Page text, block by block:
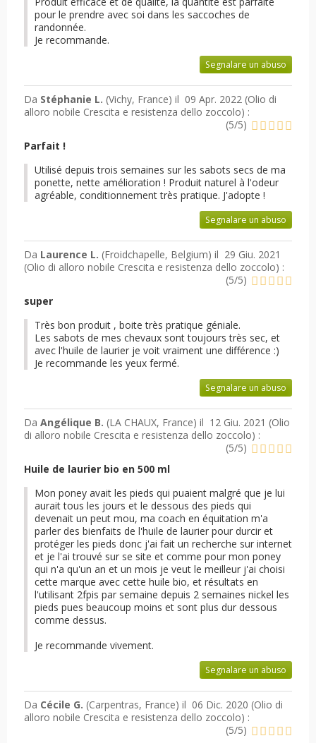
pour le prendre avec soi dans les saccoches de
randonnée.
Je recommande.
Segnalare un abuso
Da Stéphanie L. (Vichy, France) il 09 Apr. 2022 (Olio di
alloro nobile Crescita e resistenza dello zoccolo) :
(5/5)
Parfait !
Utilisé depuis trois semaines sur les sabots secs de ma
ponette, nette amélioration ! Produit naturel à l'odeur
agréable, conditionnement très pratique. J'adopte !
Segnalare un abuso
Da Laurence L. (Froidchapelle, Belgium) il 29 Giu. 2021
(Olio di alloro nobile Crescita e resistenza dello zoccolo) :
(5/5)
super
Très bon produit , boite très pratique géniale.
Les sabots de mes chevaux sont toujours très sec, et
avec l'huile de laurier je voit vraiment une différence :)
Je recommande les yeux fermé.
Segnalare un abuso
Da Angélique B. (LA CHAUX, France) il 12 Giu. 2021 (Olio
di alloro nobile Crescita e resistenza dello zoccolo) :
(5/5)
Huile de laurier bio en 500 ml
Mon poney avait les pieds qui puaient malgré que je lui
aurait tous les jours et le dessous des pieds qui
devenait un peut mou, ma coach en équitation m'a
parler des bienfaits de l'huile de laurier pour durcir et
protéger les pieds donc j'ai fait un recherche sur internet
et je l'ai trouvé sur se site et comme pour mon poney
qui n'a qu'un an et un mois je veut le meilleur j'ai choisi
cette marque avec cette huile bio, et résultats en
l'utilisant 2fpis par semaine depuis 2 semaines nickel les
pieds pues beaucoup moins et sont plus dur dessous
comme dessus.
Je recommande vivement.
Segnalare un abuso
Da Cécile G. (Carpentras, France) il 06 Dic. 2020 (Olio di
alloro nobile Crescita e resistenza dello zoccolo) :
(5/5)